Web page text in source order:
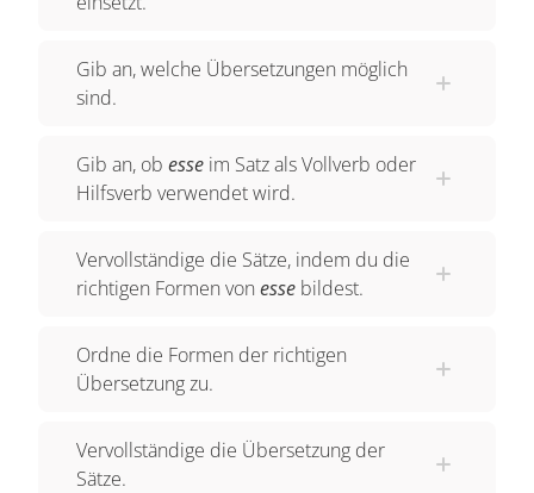
anderen Verben, außer bei der ersten Person das
"es", "t", "mus", "tis" und "nt". Bei den s-Stämmen
wird noch der Zwischenvokal "u" eingefügt. Bei
Person brauchen wir nur ein "s". Also doch nicht
so ganz unregelmäßig. Jetzt noch die Imperative
es! - sei! es-te! seid! Beispielsatz: Seid fröhlich,
Schüler - Este laeti, discipuli!
Jetzt ein Aussagesatz: Laeti sunt. - Sie sind
fröhlich.
und die Kopula "sind". Beide zusammen bilden
Gib an, welche Übersetzungen möglich
sind.
Gib an, ob esse im Satz als Vollverb oder
Hilfsverb verwendet wird.
Vervollständige die Sätze, indem du die
richtigen Formen von esse bildest.
Ordne die Formen der richtigen
Übersetzung zu.
Vervollständige die Übersetzung der
Sätze.